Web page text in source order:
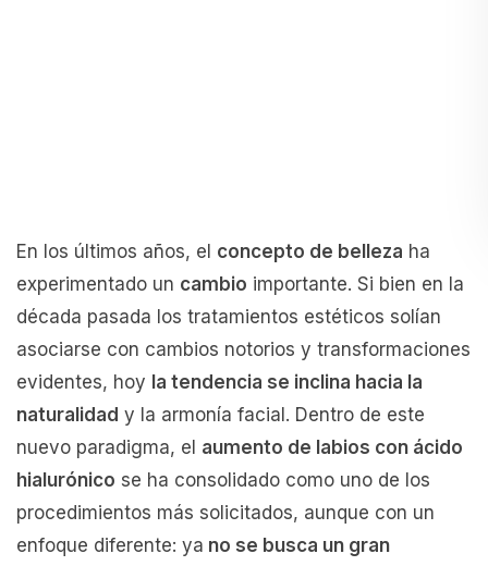
En los últimos años, el concepto de belleza ha
experimentado un cambio importante. Si bien en la
década pasada los tratamientos estéticos solían
asociarse con cambios notorios y transformaciones
evidentes, hoy la tendencia se inclina hacia la
naturalidad y la armonía facial. Dentro de este
nuevo paradigma, el aumento de labios con ácido
hialurónico se ha consolidado como uno de los
procedimientos más solicitados, aunque con un
enfoque diferente: ya no se busca un gran